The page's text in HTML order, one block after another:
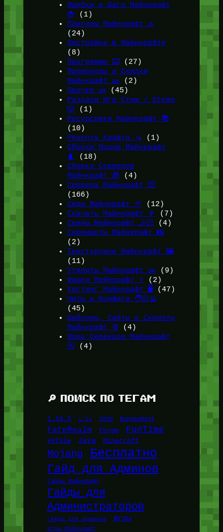
Ошибки и Баги Майнкрафт
🐞(1)
Плагины Майнкрафт ♨️
(24)
Постройки в Майнкрафте
(8)
Программы ⌨️(27)
Промокоды и Скидки
Майнкрафт 🎫
(2)
Прочее 🧱 (45)
Раздачи Игр Стим / Steam
🎲 (1)
Ресурспаки Майнкрафт 📚
(10)
Рецепты Крафта 🪚 (1)
Сборки Модов Майнкрафт
🧳
(18)
Сборки Серверов
Майнкрафт 🎁 (4)
Сервера Майнкрафт 🛜
(166)
Сиды Майнкрафт 🌱
(12)
Скачать Майнкрафт 🔽
(7)
Скины Майнкрафт 🤹🏻
(4)
Скриншоты Майнкрафт 📸
(2)
Текстурпаки Майнкрафт 🖼️
(11)
Утилиты Майнкрафт ✂️ (9)
Фишки Майнкрафт ⭐(2)
Хостинг Майнкрафт 🖥️ (47)
Читы и Конфиги 🧑🏻‍💻
(45)
Шаблоны, Сайты и Скрипты
Майнкрафт ⚙️ (4)
Ядра Серверов Майнкрафт
🚰(4)
🔎 ПОИСК ПО ТЕГАМ
1.16.5 1.21 2026 BungeeHost
FateRealm Forge FunTime
HyTale Java Minecraft
Mojang Бесплатно
Гайд для Админов
Гайды Майнкрафт
Гайды для
Администраторов
Гайды для админов Игры
Игры Майнкрафт